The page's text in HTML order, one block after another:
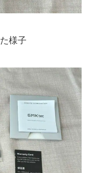
様子